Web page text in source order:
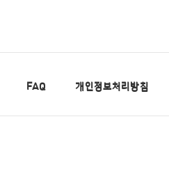
FAQ 개인정보처리방침